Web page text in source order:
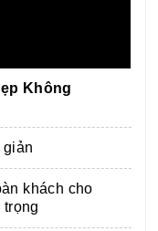
Không
khách cho